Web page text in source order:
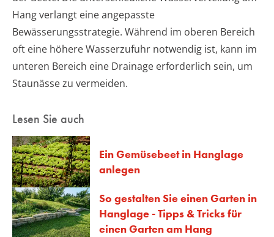
Hang verlangt eine angepasste
Bewässerungsstrategie. Während im oberen Bereich
oft eine höhere Wasserzufuhr notwendig ist, kann im
unteren Bereich eine Drainage erforderlich sein, um
Staunässe zu vermeiden.
Lesen Sie auch
Ein Gemüsebeet in Hanglage
anlegen
So gestalten Sie einen Garten in
Hanglage - Tipps & Tricks für
einen Garten am Hang